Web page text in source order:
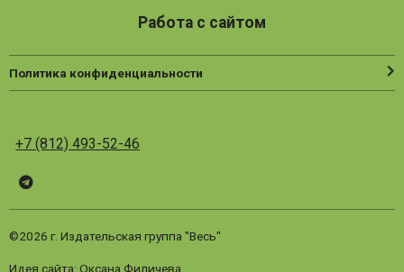
Работа с сайтом
Политика конфиденциальности
+7 (812) 493-52-46
Telegram
©2026 г. Издательская группа "Весь"
Идея сайта: Оксана Филичева